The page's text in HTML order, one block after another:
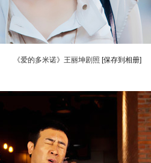
《爱的多米诺》王丽坤剧照 [保存到相册]